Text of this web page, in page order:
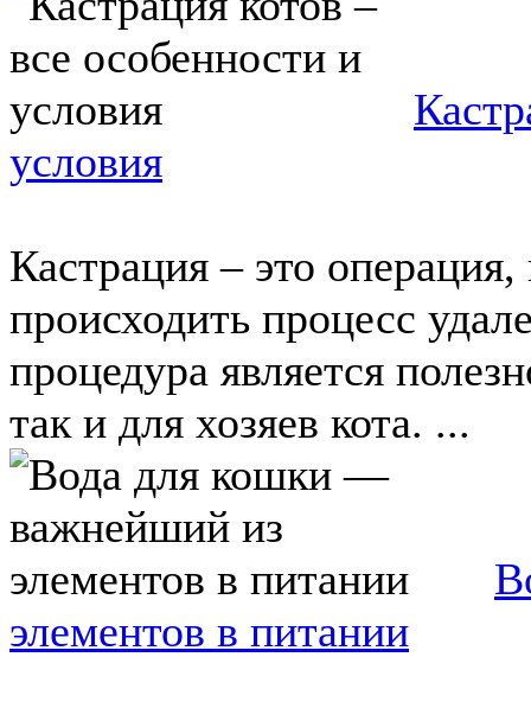
условия
Кастрация – это
происходить процесс
процедура является
так и для хозяев кота. ...
элементов в питании